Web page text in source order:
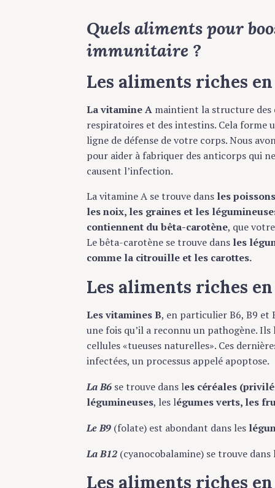
Quels aliments pour
immunitaire ?
Les aliments riches
La vitamine A maintient la structure des
respiratoires et des intestins. Cela forme
ligne de défense de votre corps. Nous
pour aider à fabriquer des anticorps qui
causent l’infection.
La vitamine A se trouve dans les
les noix, les graines et les
contiennent du bêta-carotène, que
Le bêta-carotène se trouve dans les
comme la citrouille et les carottes.
Les aliments riches
Les vitamines B, en particulier B6, B9 et
une fois qu’il a reconnu un pathogène.
cellules «tueuses naturelles». Ces
infectées, un processus appelé apoptose.
La B6 se trouve dans les céréales
légumineuses, les légumes verts, les
Le B9 (folate) est abondant dans les
La B12 (cyanocobalamine) se trouve
Les aliments riches en